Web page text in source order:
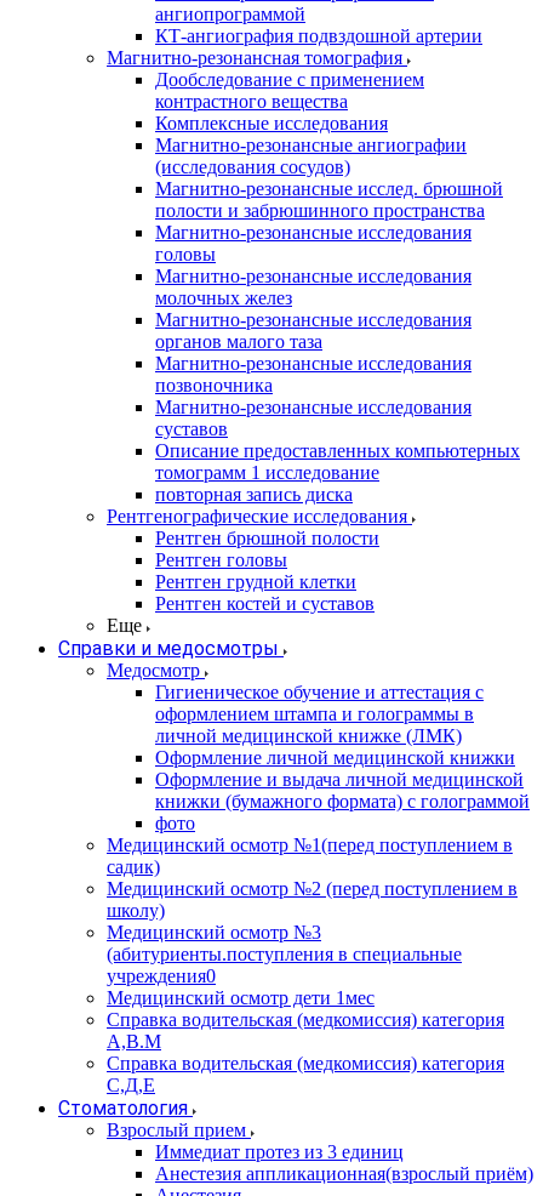
ангиопрограммой
КТ-ангиография подвздошной артерии
Магнитно-резонансная томография
Дообследование с применением
контрастного вещества
Комплексные исследования
Магнитно-резонансные ангиографии
(исследования сосудов)
Магнитно-резонансные исслед. брюшной
полости и забрюшинного пространства
Магнитно-резонансные исследования
головы
Магнитно-резонансные исследования
молочных желез
Магнитно-резонансные исследования
органов малого таза
Магнитно-резонансные исследования
позвоночника
Магнитно-резонансные исследования
суставов
Описание предоставленных компьютерных
томограмм 1 исследование
повторная запись диска
Рентгенографические исследования
Рентген брюшной полости
Рентген головы
Рентген грудной клетки
Рентген костей и суставов
Еще
Справки и медосмотры
Медосмотр
Гигиеническое обучение и аттестация с
оформлением штампа и голограммы в
личной медицинской книжке (ЛМК)
Оформление личной медицинской книжки
Оформление и выдача личной медицинской
книжки (бумажного формата) с голограммой
фото
Медицинский осмотр №1(перед поступлением в
садик)
Медицинский осмотр №2 (перед поступлением в
школу)
Медицинский осмотр №3
(абитуриенты.поступления в специальные
учреждения0
Медицинский осмотр дети 1мес
Справка водительская (медкомиссия) категория
А,В.М
Справка водительская (медкомиссия) категория
С,Д,Е
Стоматология
Взрослый прием
Иммедиат протез из 3 единиц
Анестезия аппликационная(взрослый приём)